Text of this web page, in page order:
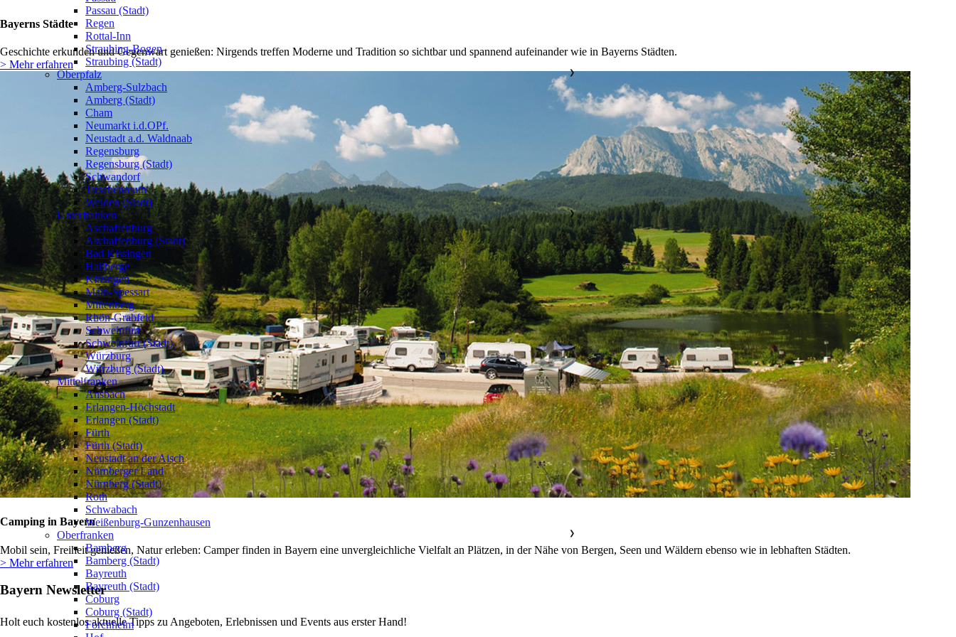
Bayerns Städte
Geschichte erkunden und Gegenwart genießen: Nirgends treffen Moderne und Tradition so sichtbar und spannend aufeinander wie in Bayerns Städten.
> Mehr erfahren
Camping in Bayern
Mobil sein, Freiheit genießen, Natur erleben: Camper finden in Bayern eine unvergleichliche Vielfalt an Plätzen, in der Nähe von Bergen, Seen und Wäldern ebenso wie in lebhaften Städten.
> Mehr erfahren
Bayern Newsletter
Holt euch kostenlos aktuelle Tipps zu Angeboten, Erlebnissen und Events aus erster Hand!
Passau (Stadt)
Regen
Rottal-Inn
Straubing-Bogen
Straubing (Stadt)
Oberpfalz
❯
Amberg-Sulzbach
Amberg (Stadt)
Cham
Neumarkt i.d.OPf.
Neustadt a.d. Waldnaab
Regensburg
Regensburg (Stadt)
Schwandorf
Tirschenreuth
Weiden (Stadt)
Unterfranken
❯
Aschaffenburg
Aschaffenburg (Stadt)
Bad Kissingen
Haßberge
Kitzingen
Main-Spessart
Miltenberg
Rhön-Grabfeld
Schweinfurt
Schweinfurt (Stadt)
Würzburg
Würzburg (Stadt)
Mittelfranken
❯
Ansbach
Erlangen-Höchstadt
Erlangen (Stadt)
Fürth
Fürth (Stadt)
Neustadt an der Aisch
Nürnberger Land
Nürnberg (Stadt)
Roth
Schwabach
Weißenburg-Gunzenhausen
Oberfranken
❯
Bamberg
Bamberg (Stadt)
Bayreuth
Bayreuth (Stadt)
Coburg
Coburg (Stadt)
Forchheim